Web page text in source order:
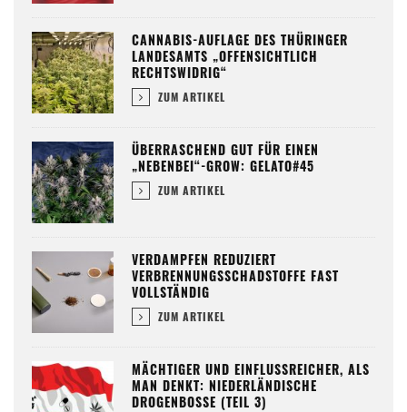
CANNABIS-AUFLAGE DES THÜRINGER
LANDESAMTS „OFFENSICHTLICH
RECHTSWIDRIG“
ZUM ARTIKEL
ÜBERRASCHEND GUT FÜR EINEN
„NEBENBEI“-GROW: GELATO#45
ZUM ARTIKEL
VERDAMPFEN REDUZIERT
VERBRENNUNGSSCHADSTOFFE FAST
VOLLSTÄNDIG
ZUM ARTIKEL
MÄCHTIGER UND EINFLUSSREICHER, ALS
MAN DENKT: NIEDERLÄNDISCHE
DROGENBOSSE (TEIL 3)